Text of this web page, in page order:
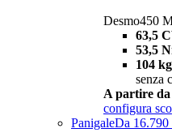
Desmo450
63,5
53,5
104 kg
senza
A partire da
configura
PanigaleDa 16.790